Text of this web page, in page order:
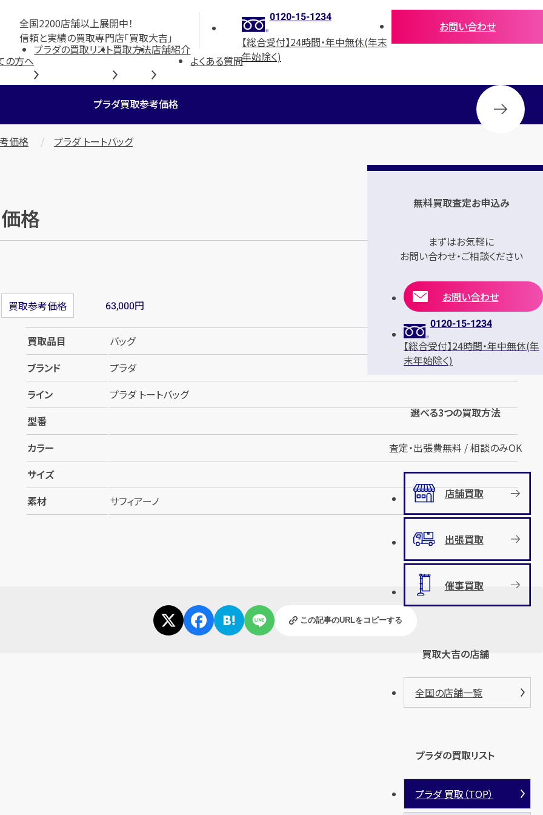
全国2200店舗以上展開中！
信頼と実績の買取専門店「買取大吉」
0120-15-1234
【総合受付】24時間・年中無休(年末
年始除く)
お問い合わせ
の方へ
プラダの買取リスト買取方法店舗紹介
よくある質問
プラダ買取参考価格
価格 プラダ トートバッグ
格
買取参考価格 63,000円
買取品目
バッグ
ブランド
プラダ
ライン
プラダ トートバッグ
型番
カラー
サイズ
素材
サフィアーノ
この記事のURLをコピーする
無料買取査定お申込み
まずはお気軽に
お問い合わせ・ご相談ください
お問い合わせ
0120-15-1234
【総合受付】24時間・年中無休(年
末年始除く)
選べる3つの買取方法
査定・出張費無料 / 相談のみOK
店舗買取
出張買取
催事買取
買取大吉の店舗
全国の店舗一覧
プラダの買取リスト
プラダ 買取（TOP）